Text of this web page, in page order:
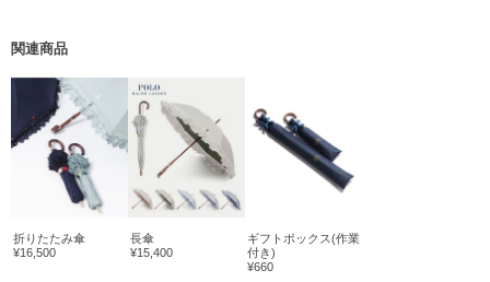
関連商品
折りたたみ傘
¥16,500
長傘
¥15,400
ギフトボックス(作業
付き)
¥660